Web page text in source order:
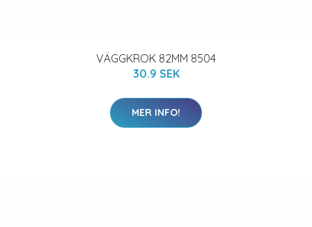
VÄGGKROK 82MM 8504
30.9 SEK
MER INFO!